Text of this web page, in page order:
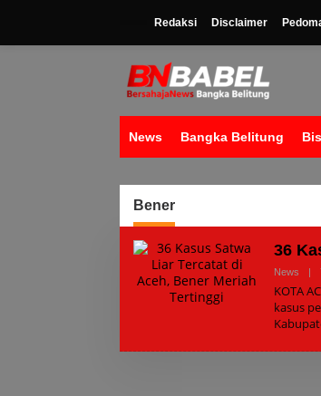
Redaksi Disclaimer
News Bangka Belitung
Bener
36
News |
KOTA
kasus